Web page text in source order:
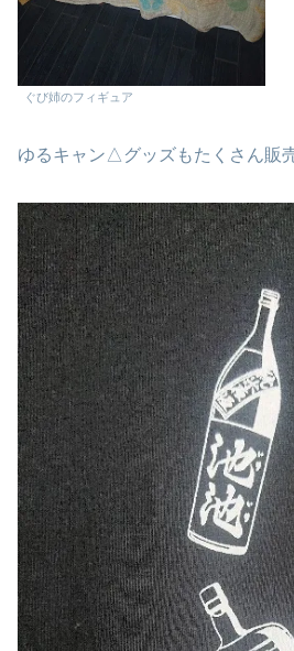
ぐび姉のフィギュア
ゆるキャン△グッズもたくさん販